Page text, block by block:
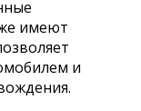
имеют
и